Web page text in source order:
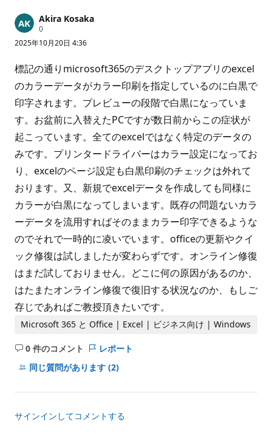
Akira Kosaka
0評
価
の
イ
ン
ト
2025年10月20日 4:36
標記の通りmicrosoft365のデスクトップアプリのexcel
のカラーデータがカラー印刷を指定しているのに白黒で
印字されます。プレビューの段階で白黒になっていま
す。お盆前に入替えたPCですが数日前からこの症状が
起こっています。全てのexcelではなく特定のデータの
みです。プリンタードライバーはカラー設定になってお
り、excelのページ設定も白黒印刷のチェックは外れて
おります。又、新規でexcelデータを作成しても同様に
カラーが白黒になってしまいます。既存の問題ないカラ
ーデータを流用すればそのままカラー印字できるような
のでそれで一時的に凌いでいます。officeの更新やクイ
ック修復は試しましたが変わらずです。オンライン修復
はまだ試しておりません。どこに何の原因があるのか、
はたまたオンライン修復で復旧する状況なのか、もしご
存じであればご教授頂きたいです。
Microsoft 365 と Office | Excel | ビジネス向け | Windows
0 件のコメント
コ
メ
ト
あ
レポート
同じ質問があります (2)
サインインしてコメントする